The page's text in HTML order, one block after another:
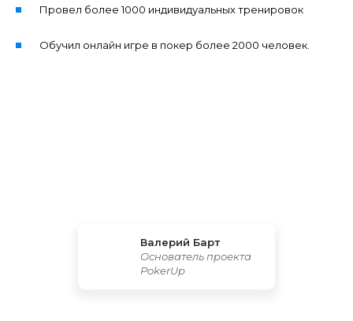
Валерий Барт
Основатель проекта
PokerUp
Провел более 1000 индивидуальных тренировок
Обучил онлайн игре в покер более 2000 человек.